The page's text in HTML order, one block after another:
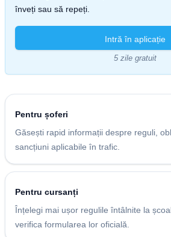
înveți sau să repeți.
Intră în aplicație
5 zile gratuit
Pentru șoferi
Găsești rapid informații despre reguli,
sancțiuni aplicabile în trafic.
Pentru cursanți
Înțelegi mai ușor regulile întâlnite la
verifica formularea lor oficială.